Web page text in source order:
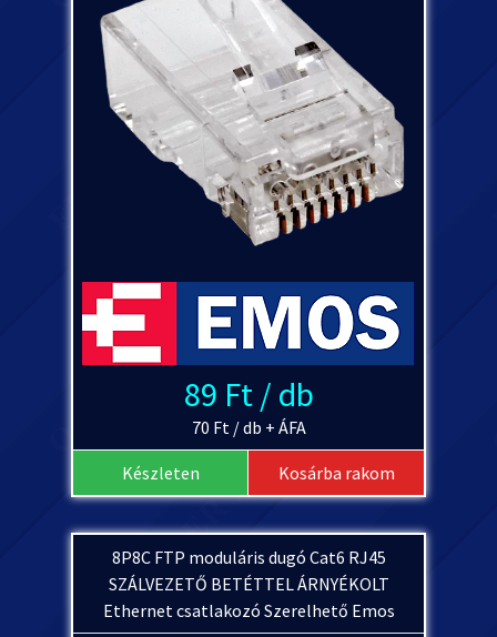
89 Ft / db
70 Ft / db + ÁFA
Készleten Kosárba rakom
8P8C FTP moduláris dugó Cat6 RJ45
SZÁLVEZETŐ BETÉTTEL ÁRNYÉKOLT
Ethernet csatlakozó Szerelhető Emos